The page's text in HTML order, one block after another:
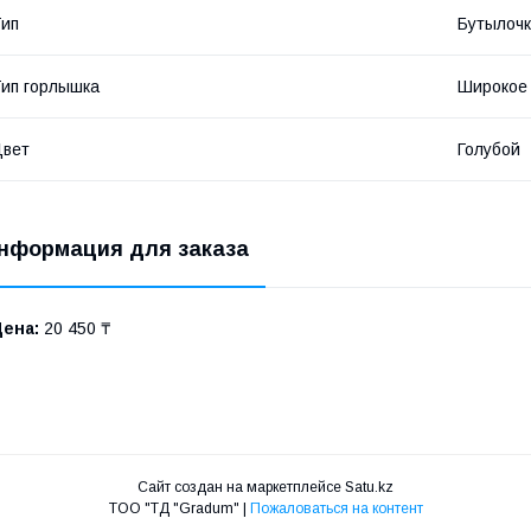
горлышка Широкое
Голубой
для заказа
20 450 ₸
Сайт создан на маркетплейсе Satu.kz
Пожаловаться на контент